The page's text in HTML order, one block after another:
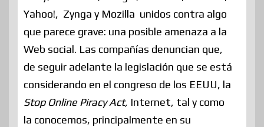
Yahoo!, Zynga y Mozilla unidos contra algo
que parece grave: una posible amenaza a la
Web social. Las compañías denuncian que,
de seguir adelante la legislación que se está
considerando en el congreso de los EEUU, la
Stop Online Piracy Act, Internet, tal y como
la conocemos, principalmente en su